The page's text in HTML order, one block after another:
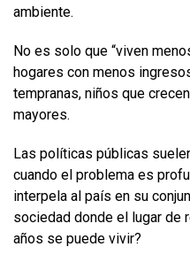
ambiente.
No es solo que “viven
hogares con menos
tempranas, niños que
mayores.
Las políticas públicas
cuando el problema es
interpela al país en su
sociedad donde el lugar de
años se puede vivir?